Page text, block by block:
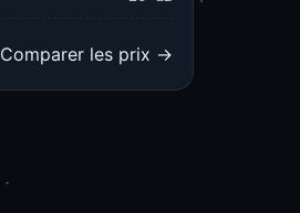
Comparer les prix →